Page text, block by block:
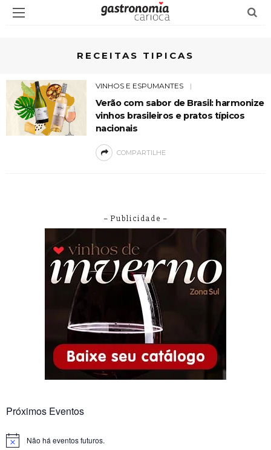
RECEITAS TIPICAS
VINHOS E ESPUMANTES
Verão com sabor de Brasil: harmonize
vinhos brasileiros e pratos típicos
nacionais
COMPARTILHE
– Publicidade –
Próximos Eventos
Notice Não há eventos futuros.